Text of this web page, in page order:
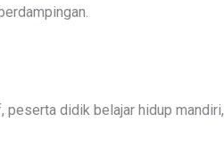
peserta didik belajar hidup mandiri,